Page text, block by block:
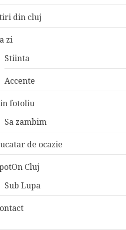
din cluj
zi
Stiinta
Accente
fotoliu
Sa zambim
de ocazie
Cluj
Sub Lupa